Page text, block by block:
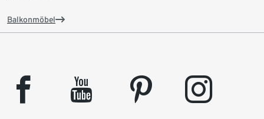
Balkonmöbel
facebook youtube pinterest instagram